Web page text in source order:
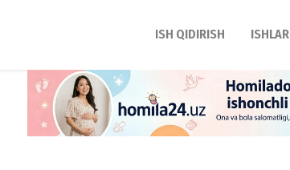
ISH QIDIRISH ISHLAR